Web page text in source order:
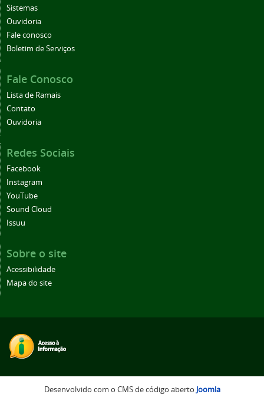
Sistemas
Ouvidoria
Fale conosco
Boletim de Serviços
Fale Conosco
Lista de Ramais
Contato
Ouvidoria
Redes Sociais
Facebook
Instagram
YouTube
Sound Cloud
Issuu
Sobre o site
Acessibilidade
Mapa do site
Desenvolvido com o CMS de código aberto Joomla